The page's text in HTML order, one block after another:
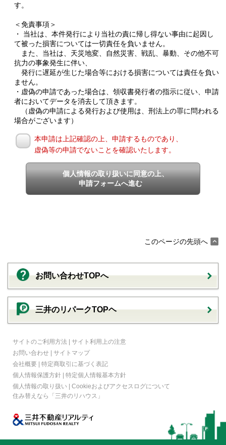
す。
＜免責事項＞
・ 当社は、本件発行により当社の責に帰し得ない事由に起因し
て被った損害については一切責任を負いません。
また、当社は、天災地変、自然災害、戦乱、暴動、その他不可
抗力の事象発生に伴い、
発行に遅延が生じた場合等における損害については責任を負い
ません。
・虚偽の申請であった場合は、領収書発行者の指示に従い、申請
者においてデータを消去して頂きます。
（虚偽の申請による発行および使用は、刑法上の罪に問われる
場合がございます）
本申請は上記確認の上、申請するものであり、
虚偽等の申請でないことを確認いたします。
個人情報の取り扱いに同意の上、
申請フォームへ進む
このページの先頭へ
お問い合わせTOPへ
三井のリパークTOPヘ
サイトのご利用方法 | サイト利用上の注意
お問い合わせ | サイトマップ
会社概要 | 特定商取引に基づく表記
個人情報保護方針 | 特定個人情報基本方針
個人情報の取り扱い | Cookieおよびアクセスログについて
住み替えなら
「三井のリハウス」